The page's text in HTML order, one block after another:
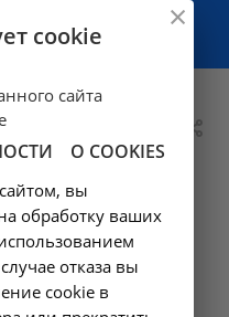
cookie
сайта
О COOKIES
вы
обработку ваших
отказа вы
cookie в